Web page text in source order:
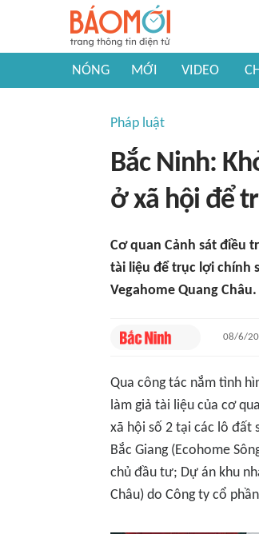
NÓNG MỚI VIDEO
Pháp luật
Bắc Ninh:
ở xã hội để
Cơ quan Cảnh sát điều
tài liệu để trục lợi chính
Vegahome Quang Châu.
08/6/
Qua công tác nắm tình
làm giả tài liệu của cơ
xã hội số 2 tại các lô đất
Bắc Giang (Ecohome
chủ đầu tư; Dự án khu
Châu) do Công ty cổ